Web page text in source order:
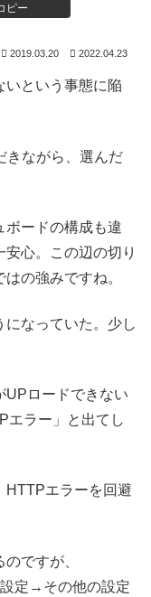
ピー
2019.03.20 2022.04.23
いという事態に陥
きながら、選んだ
ボードの構成も違
心。この辺の切り
の強みですね。
なっていた。少し
UPロードできない
エラー」と出てし
HTTPエラーを回避
ですが、
設定→その他の設定